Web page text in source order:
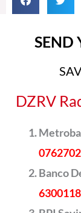
SEND
DZRV
Banco